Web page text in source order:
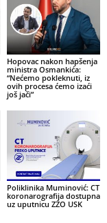
Hopovac nakon hapšenja
ministra Osmankića:
“Nećemo pokleknuti, iz
ovih procesa ćemo izaći
još jači”
Poliklinika Muminović: CT
koronarografija dostupna
uz uputnicu ZZO USK